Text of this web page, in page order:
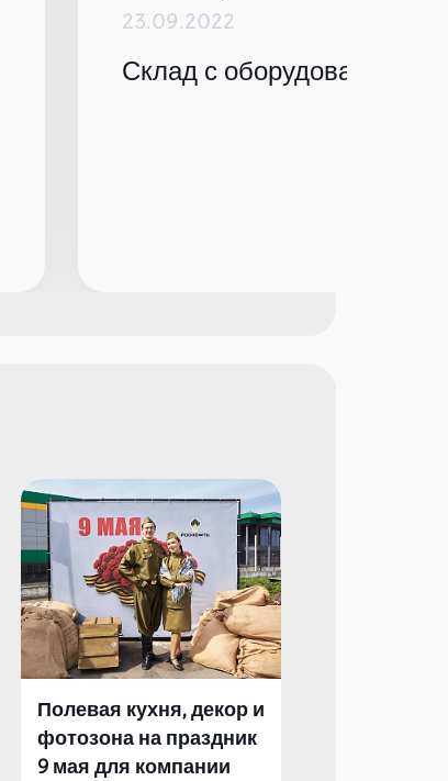
23.09.2022
Склад с оборудованием
Полевая кухня, декор и
фотозона на праздник
9 мая для компании